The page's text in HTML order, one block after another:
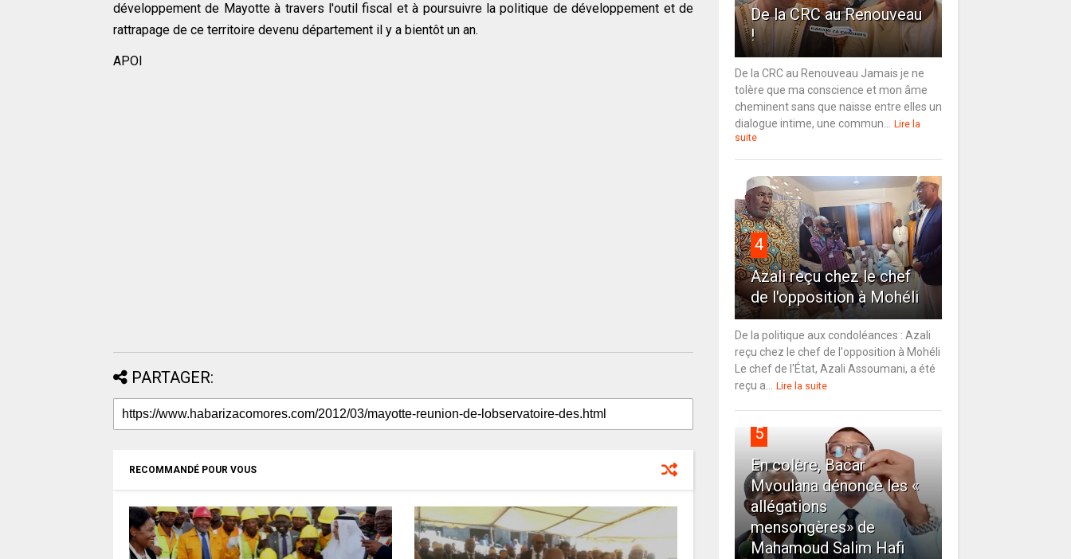
développement de Mayotte à travers l'outil fiscal et à poursuivre la politique de développement et de
rattrapage de ce territoire devenu département il y a bientôt un an.
APOI
PARTAGER:
RECOMMANDÉ POUR VOUS
De la CRC au Renouveau
!
De la CRC au Renouveau Jamais je ne
tolère que ma conscience et mon âme
cheminent sans que naisse entre elles un
dialogue intime, une commun...
Lire la
suite
4
Azali reçu chez le chef
de l'opposition à Mohéli
De la politique aux condoléances : Azali
reçu chez le chef de l'opposition à Mohéli
Le chef de l'État, Azali Assoumani, a été
reçu a...
Lire la suite
5
En colère, Bacar
Mvoulana dénonce les «
allégations
mensongères» de
Mahamoud Salim Hafi